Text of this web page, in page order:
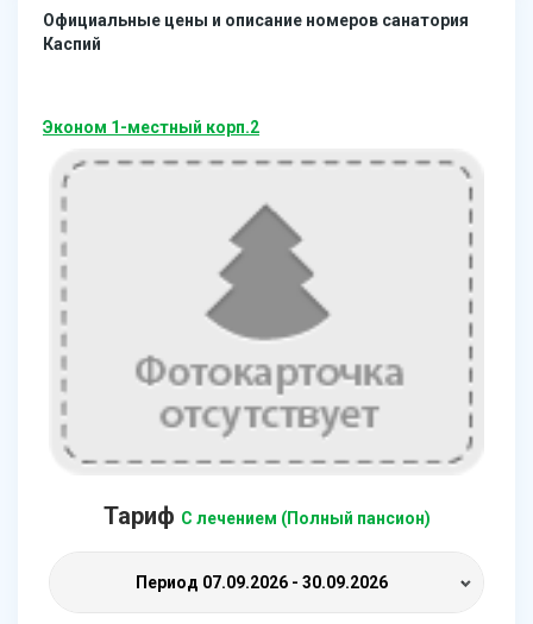
Официальные цены и описание номеров санатория
Каспий
Эконом 1-местный корп.2
Тариф С лечением (Полный пансион)
Период 07.09.2026 - 30.09.2026